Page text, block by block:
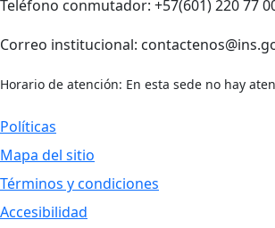
Teléfono conmutador: +57(601) 220 77
Correo institucional:
Horario de atención: En esta sede no hay
Políticas
Mapa del sitio
Términos y condiciones
Accesibilidad